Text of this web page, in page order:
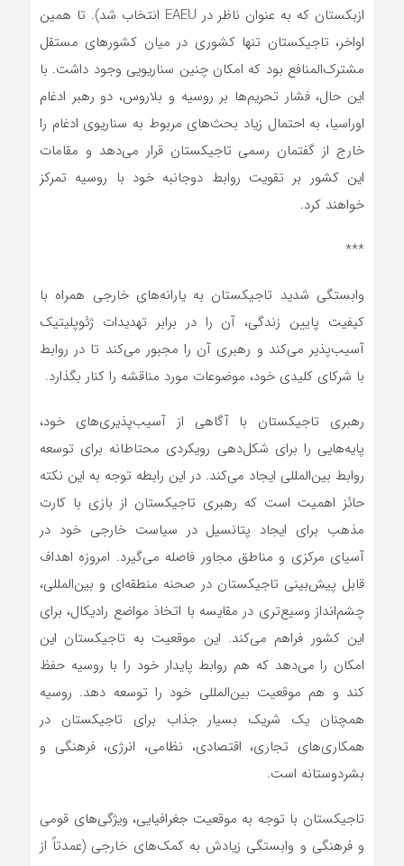
ازبکستان که به عنوان ناظر در EAEU انتخاب شد). تا همین
اواخر، تاجیکستان تنها کشوری در میان کشورهای مستقل
مشترک‌المنافع بود که امکان چنین سناریویی وجود داشت. با
این حال، فشار تحریم‌ها بر روسیه و بلاروس، دو رهبر ادغام
اوراسیا، به احتمال زیاد بحث‌های مربوط به سناریوی ادغام را
خارج از گفتمان رسمی تاجیکستان قرار می‌دهد و مقامات
این کشور بر تقویت روابط دوجانبه خود با روسیه تمرکز
خواهند کرد.
***
وابستگی شدید تاجیکستان به یارانه‌های خارجی همراه با
کیفیت پایین زندگی، آن را در برابر تهدیدات ژئوپلیتیک
آسیب‌پذیر می‌کند و رهبری آن را مجبور می‌کند تا در روابط
با شرکای کلیدی خود، موضوعات مورد مناقشه را کنار بگذارد.
رهبری تاجیکستان با آگاهی از آسیب‌پذیری‌های خود،
پایه‌هایی را برای شکل‌دهی رویکردی محتاطانه برای توسعه
روابط بین‌المللی ایجاد می‌‌‌کند. در این رابطه توجه به این نکته
حائز اهمیت است که رهبری تاجیکستان از بازی با کارت
مذهب برای ایجاد پتانسیل در سیاست خارجی خود در
آسیای مرکزی و مناطق مجاور فاصله می‌گیرد. امروزه اهداف
قابل پیش‌بینی تاجیکستان در صحنه منطقه‌ای و بین‌المللی،
چشم‌انداز وسیع‌تری در مقایسه با اتخاذ مواضع رادیکال، برای
این کشور فراهم می‌‌‌کند. این موقعیت به تاجیکستان این
امکان را می‌دهد که هم روابط پایدار خود را با روسیه حفظ
کند و هم موقعیت بین‌المللی خود را توسعه دهد. روسیه
همچنان یک شریک بسیار جذاب برای تاجیکستان در
همکاری‌های تجاری، اقتصادی، نظامی، انرژی، فرهنگی و
بشردوستانه است.
تاجیکستان با توجه به موقعیت جغرافیایی، ویژگی‌های قومی
و فرهنگی و وابستگی زیادش به کمک‌های خارجی (عمدتاً از